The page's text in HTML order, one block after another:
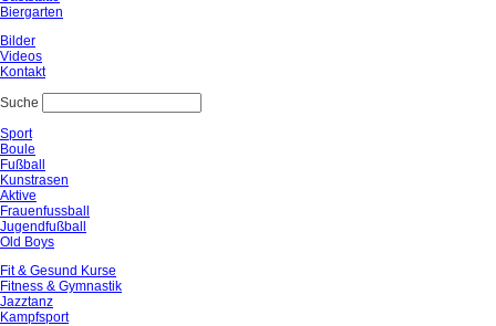
Biergarten
Bilder
Videos
Kontakt
Suche
Sport
Boule
Fußball
Kunstrasen
Aktive
Frauenfussball
Jugendfußball
Old Boys
Fit & Gesund Kurse
Fitness & Gymnastik
Jazztanz
Kampfsport